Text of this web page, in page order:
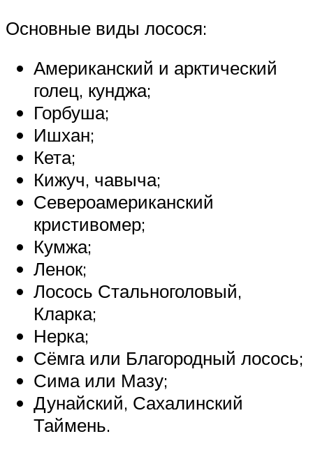
Основные виды лосося:
Американский и арктический
голец, кунджа;
Горбуша;
Ишхан;
Кета;
Кижуч, чавыча;
Североамериканский
кристивомер;
Кумжа;
Ленок;
Лосось Стальноголовый,
Кларка;
Нерка;
Сёмга или Благородный лосось;
Сима или Мазу;
Дунайский, Сахалинский
Таймень.